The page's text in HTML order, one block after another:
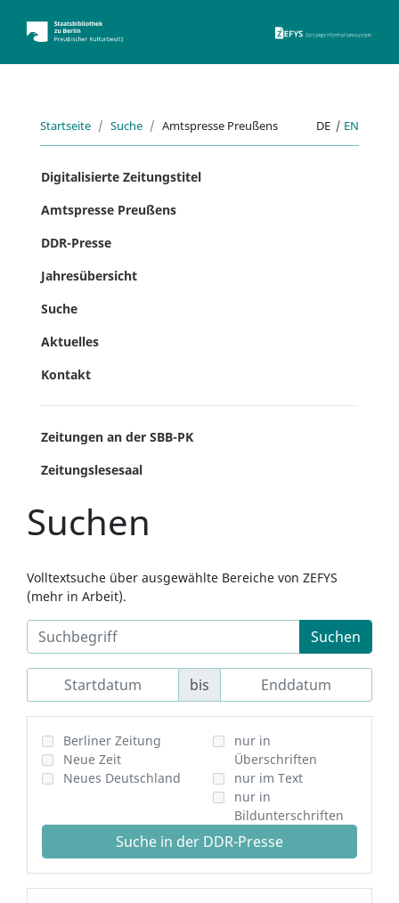
Startseite Suche Amtspresse Preußens DE | EN
Digitalisierte Zeitungstitel
Amtspresse Preußens
DDR-Presse
Jahresübersicht
Suche
Aktuelles
Kontakt
Zeitungen an der SBB-PK
Zeitungslesesaal
Suchen
Volltextsuche über ausgewählte Bereiche von ZEFYS
(mehr in Arbeit).
Suchen
bis
Berliner Zeitung
Neue Zeit
Neues Deutschland
nur in
Überschriften
nur im Text
nur in
Bildunterschriften
Suche in der DDR-Presse